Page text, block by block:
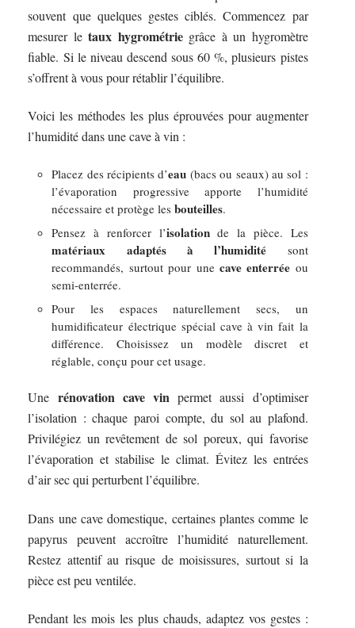
souvent que quelques gestes ciblés. Commencez par
mesurer letaux hygrométriegrâce à un hygromètre
fiable. Si le niveau descend sous 60 %, plusieurs pistes
s’offrent à vous pour rétablir l’équilibre.
Voici les méthodes les plus éprouvées pour augmenter
l’humidité dans une cave à vin :
Placez des récipients d’eau (bacs ou seaux) au sol :
l’évaporation progressive apporte l’humidité
nécessaire et protège lesbouteilles.
Pensez à renforcer l’isolationde la pièce. Les
matériaux adaptés à l’humidité sont
recommandés, surtout pour une cave enterrée ou
semi-enterrée.
Pour les espaces naturellement secs, un
humidificateur électrique spécial cave à vin fait la
différence. Choisissez un modèle discret et
réglable, conçu pour cet usage.
Une rénovation cave vin permet aussi d’optimiser
l’isolation : chaque paroi compte, du sol au plafond.
Privilégiez un revêtement de sol poreux, qui favorise
l’évaporation et stabilise le climat. Évitez les entrées
d’air sec qui perturbent l’équilibre.
Dans une cave domestique, certaines plantes comme le
papyrus peuvent accroître l’humidité naturellement.
Restez attentif au risque de moisissures, surtout si la
pièce est peu ventilée.
Pendant les mois les plus chauds, adaptez vos gestes :